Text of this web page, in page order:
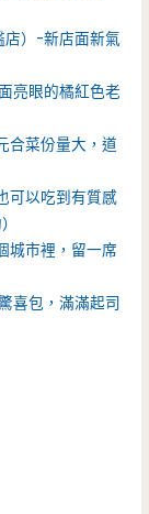
店）-新店面新氣
亮眼的橘紅色老
合菜份量大，道
可以吃到有質感
城市裡，留一席
喜包，滿滿起司